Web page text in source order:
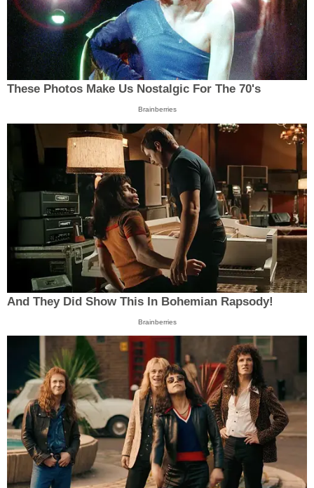
These Photos Make Us Nostalgic For The 70's
Brainberries
And They Did Show This In Bohemian Rapsody!
Brainberries